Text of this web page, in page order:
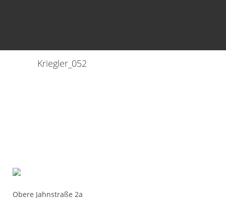
Kriegler_052
Obere Jahnstraße 2a